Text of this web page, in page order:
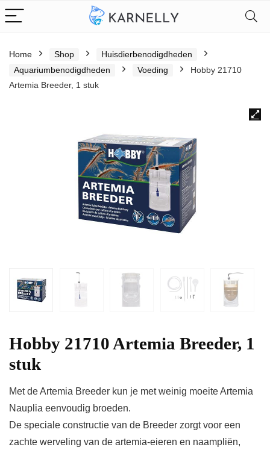
Home Shop
Huisdierbenodigdheden
Aquariumbenodigdheden
Voeding
Hobby 21710
Artemia Breeder, 1 stuk
Hobby 21710 Artemia Breeder, 1
stuk
Met de Artemia Breeder kun je met weinig moeite Artemia
Nauplia eenvoudig broeden.
De speciale constructie van de Breeder zorgt voor een
zachte werveling van de artemia-eieren en naampliën,